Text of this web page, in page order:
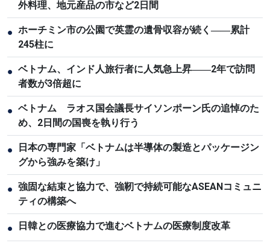
外料理、地元産品の市など2日間
● ホーチミン市の公園で英霊の遺骨収容が続く――累計
245柱に
● ベトナム、インド人旅行者に人気急上昇――2年で訪問
者数が3倍超に
● ベトナム ラオス国会議長サイソンポーン氏の追悼のた
め、2日間の国喪を執り行う
●
日本の専門家「ベトナムは半導体の製造とパッケージン
グから強みを築け」
● 強固な結束と協力で、強靭で持続可能なASEANコミュニ
ティの構築へ
● 日韓との医療協力で進むベトナムの医療制度改革